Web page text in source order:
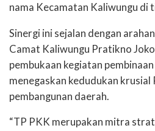
nama Kecamatan Kaliwungu di
Sinergi ini sejalan dengan
Camat Kaliwungu Pratikno
pembukaan kegiatan
menegaskan kedudukan
pembangunan daerah.
“TP PKK merupakan mitra